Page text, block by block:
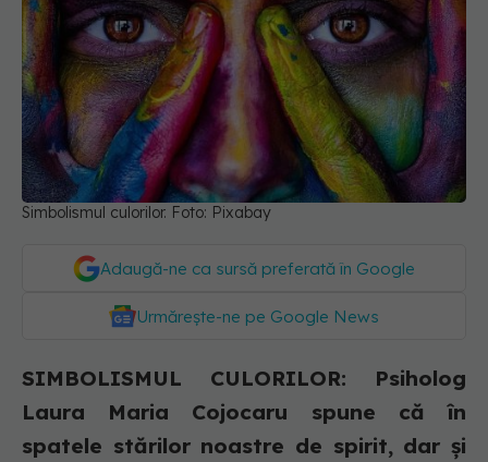
Simbolismul culorilor. Foto: Pixabay
Adaugă-ne ca sursă preferată în Google
Urmărește-ne pe Google News
SIMBOLISMUL CULORILOR: Psiholog
Laura Maria Cojocaru spune că în
spatele stărilor noastre de spirit, dar și